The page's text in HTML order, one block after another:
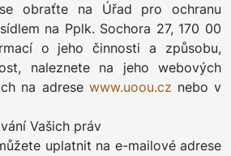
obraťte na Úřad pro ochranu
na Pplk. Sochora 27, 170 00
o jeho činnosti a způsobu,
naleznete na jeho webových
na adrese www.uoou.cz nebo v
Vašich práv
uplatnit na e-mailové adrese